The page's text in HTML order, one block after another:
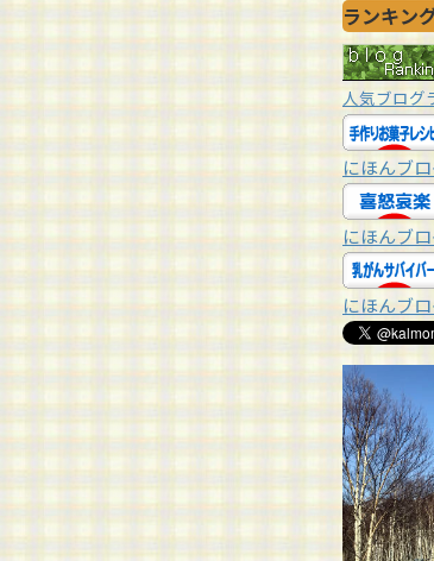
ランキン
人気ブログ
にほんブ
にほんブ
にほんブ